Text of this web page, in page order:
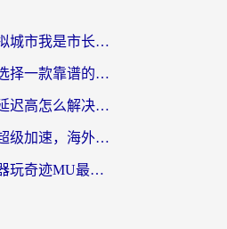
意大利怎么玩模拟城市我是市长？海外党国服游戏加速终极攻略（附三国3量子特攻解决办法）
人在海外，如何选择一款靠谱的玩剑灵2加速器？
国外玩灌篮高手延迟高怎么解决？海外玩家国服游戏加速终极指南
非人学园加速器超级加速，海外玩家重返国服的通行证
国外用什么加速器玩奇迹MU最好？2026海外玩家国服游戏加速全攻略